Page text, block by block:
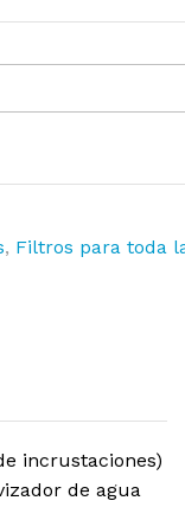
, Filtros para toda
incrustaciones)
de agua